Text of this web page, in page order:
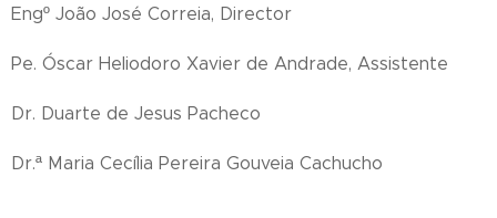
Engº João José Correia, Director
Pe. Óscar Heliodoro Xavier de Andrade, Assistente
Dr. Duarte de Jesus Pacheco
Dr.ª Maria Cecília Pereira Gouveia Cachucho